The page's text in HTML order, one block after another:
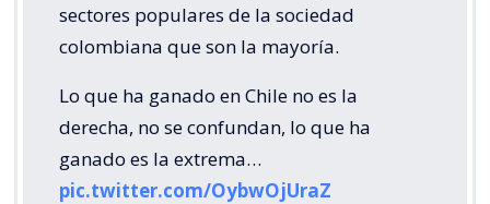
sectores populares de la sociedad
colombiana que son la mayoría.
Lo que ha ganado en Chile no es la
derecha, no se confundan, lo que ha
ganado es la extrema…
pic.twitter.com/OybwOjUraZ